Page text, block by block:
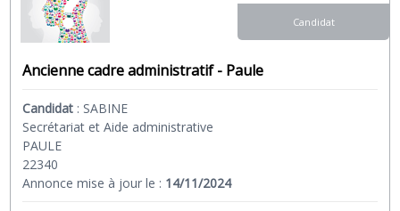
Ancienne cadre administratif - Paule
Candidat : SABINE
Secrétariat et Aide administrative
PAULE
22340
Annonce mise à jour le : 14/11/2024
Candidat